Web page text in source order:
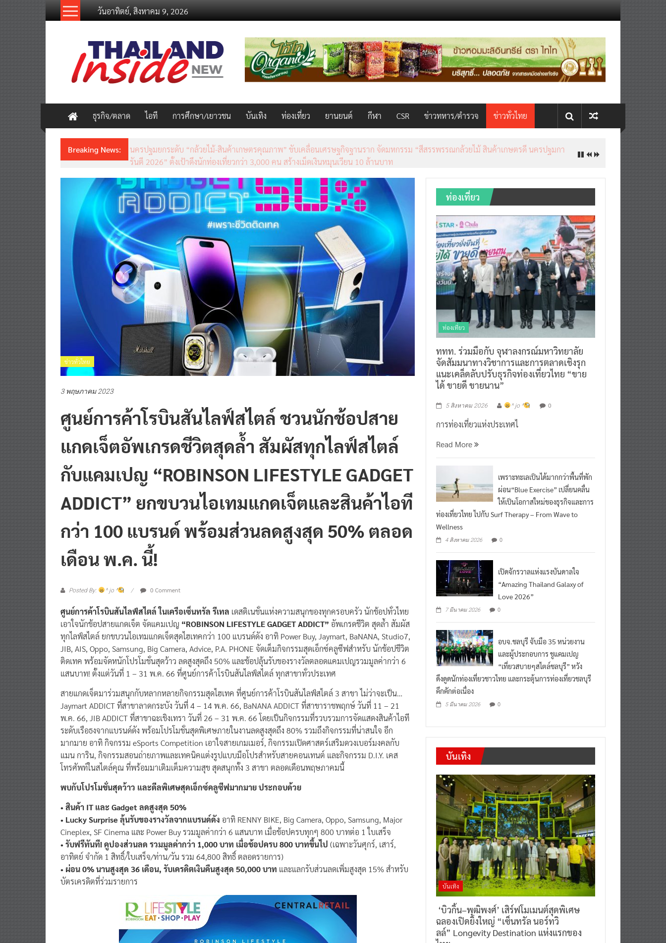
วันอาทิตย์, สิงหาคม 9, 2026
thailandinsidenew.com
Thailand
Inside
New
ธุรกิจ/ตลาด ไอที การศึกษา/เยาวชน บันเทิง ท่องเที่ยว ยานยนต์ กีฬา CSR ข่าวทหาร/ตำรวจ ข่าวทั่วไทย
Breaking News: ชวนรู้จักซิม my by NT เน็ตเร็ว แรง คุ้มค่าทั่วไทยพร้อมโอกาสสร้างรายได้เสริมผ่าน Lazada Affiliate
ศูนย์การค้าโรบินสันไลฟ์สไตล์ ชวนนักช้อปสาย
แกดเจ็ตอัพเกรดชีวิตสุดล้ำ สัมผัสทุกไลฟ์สไตล์
กับแคมเปญ “ROBINSON LIFESTYLE GADGET
ADDICT” ยกขบวนไอเทมแกดเจ็ตและสินค้าไอที
กว่า 100 แบรนด์ พร้อมส่วนลดสูงสุด 50% ตลอด
เดือน พ.ค. นี้!
ศูนย์การค้าโรบินสันไลฟ์สไตล์ ในเครือเซ็นทรัล รีเทล
เดสติเนชั่นแห่งความสนุกของทุกครอบครัว นักช้อปทั่วไทย
เอาใจนักช้อปสายแกดเจ็ต จัดแคมเปญ“ROBINSON LIFESTYLE GADGET ADDICT”อัพเกรดชีวิต สุดล้ำ สัมผัส
ทุกไลฟ์สไตล์ ยกขบวนไอเทมแกดเจ็ตสุดไฮเทคกว่า 100 แบรนด์ดัง อาทิ Power Buy, Jaymart, BaNANA, Studio7,
JIB, AIS, Oppo, Samsung, Big Camera, Advice, P.A. PHONE จัดเต็มกิจกรรมสุดเอ็กซ์คลูซีฟสำหรับ นักช้อปชีวิต
ติดเทค พร้อมจัดหนักโปรโมชั่นสุดว้าว ลดสูงสุดถึง 50% และช้อปลุ้นรับของรางวัลตลอดแคมเปญรวมมูลค่ากว่า 6
แสนบาท! ตั้งแต่วันที่ 1 – 31 พ.ค. 66 ที่ศูนย์การค้าโรบินสันไลฟ์สไตล์ ทุกสาขาทั่วประเทศ
สายแกดเจ็ตมาร่วมสนุกกับหลากหลายกิจกรรมสุดไฮเทค ที่ศูนย์การค้าโรบินสันไลฟ์สไตล์ 3 สาขา ไม่ว่าจะเป็น…
Jaymart ADDICT ที่สาขาลาดกระบัง วันที่ 4 – 14 พ.ค. 66, BaNANA ADDICT ที่สาขาราชพฤกษ์ วันที่ 11 – 21
พ.ค. 66, JIB ADDICT ที่สาขาฉะเชิงเทรา วันที่ 26 – 31 พ.ค. 66 โดยเป็นกิจกรรมที่รวบรวมการจัดแสดงสินค้าไอที
ระดับเรือธงจากแบรนด์ดัง พร้อมโปรโมชั่นสุดพิเศษภายในงานลดสูงสุดถึง 80% รวมถึงกิจกรรมที่น่าสนใจ อีก
มากมาย อาทิ กิจกรรม eSports Competition เอาใจสายเกมเมอร์, กิจกรรมเปิดศาสตร์เสริมดวงเบอร์มงคลกับ
แมน การิน, กิจกรรมสอนถ่ายภาพและเทคนิคแต่งรูปแบบมือโปรสำหรับสายคอนเทนต์ และกิจกรรม D.I.Y. เคส
โทรศัพท์ในสไตล์คุณ ที่พร้อมมาเติมเต็มความสุข สุดสนุกทั้ง 3 สาขา ตลอดเดือนพฤษภาคมนี้
พบกับโปรโมชั่นสุดว้าว และดีลพิเศษสุดเอ็กซ์คลูซีฟมากมาย ประกอบด้วย
• สินค้า IT และ Gadget ลดสูงสุด 50%
• Lucky Surprise ลุ้นรับของรางวัลจากแบรนด์ดัง
Cineplex, SF Cinema และ Power Buy รวมมูลค่ากว่า 6 แสนบาท เมื่อช้อปครบทุกๆ 800 บาทต่อ 1 ใบเสร็จ
• รับฟรีทันที! คูปองส่วนลด รวมมูลค่ากว่า 1,000 บาท เมื่อช้อปครบ 800 บาทขึ้นไป(เฉพาะวันศุกร์, เสาร์,
อาทิตย์ จำกัด 1 สิทธิ์/ใบเสร็จ/ท่าน/วัน รวม 64,800 สิทธิ์ ตลอดรายการ)
• ผ่อน 0% นานสูงสุด 36 เดือน, รับเครดิตเงินคืนสูงสุด 50,000 บาทและแลกรับส่วนลดเพิ่มสูงสุด 15% สำหรับ
บัตรเครดิตที่ร่วมรายการ
ท่องเที่ยว
ท่องเที่ยว
ททท. ร่วมมือกับ จุฬาลงกรณ์มหาวิทยาลัย
จัดสัมมนาทางวิชาการและการตลาดเชิงรุก
แนะเคล็ดลับปรับธุรกิจท่องเที่ยวไทย “ขาย
ได้ ขายดี ขายนาน”
การท่องเที่ยวแห่งประเทศไ
ผ่อน“Blue Exercise” เปลี่ยนคลื่น
ให้เป็นโอกาสใหม่ของธุรกิจและการ
ท่องเที่ยวไทย ไปกับ Surf Therapy – From Wave to
Wellness
“Amazing Thailand Galaxy of
Love 2026”
0
และผู้ประกอบการ ชูแคมเปญ
“เที่ยวสบายๆสไตล์ชลบุรี” หวัง
ดึงดูดนักท่องเที่ยวชาวไทย และกระตุ้นการท่องเที่ยวชลบุรี
คึกคักต่อเนื่อง
บันเทิง
บันเทิง
‘บิวกิ้น–พุฒิพงศ์’ เสิร์ฟโมเมนต์สุดพิเศษ
ฉลองเปิดยิ่งใหญ่ “เซ็นทรัล นอร์ทวิ
ลล์” Longevity Destination แห่งแรกของ
ไทย